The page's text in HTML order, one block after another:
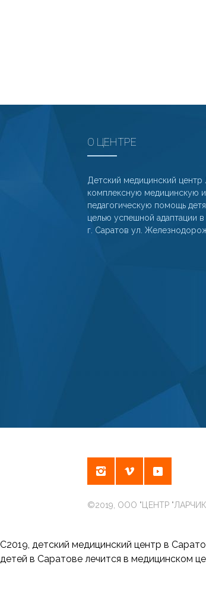
О ЦЕНТРЕ
Детский медицинский центр
комплексную медицинскую
педагогическую помощь
целью успешной адаптации
г. Саратов ул.
©2019, ООО "ЦЕНТР
С2019, детский медицинский центр в
детей в Саратове лечится в медицинском